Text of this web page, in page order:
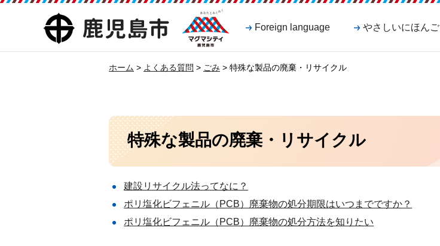
鹿児島市
マグマシティ
鹿児島市
Foreign language やさしいにほんご
ホーム > よくある質問 > ごみ > 特殊な製品の廃棄・リサイクル
特殊な製品の廃棄・リサイクル
建設リサイクル法ってなに？
ポリ塩化ビフェニル（PCB）廃棄物の処分期限はいつまでですか？
ポリ塩化ビフェニル（PCB）廃棄物の処分方法を知りたい